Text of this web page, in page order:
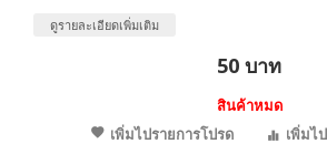
ดูรายละเอียดเพิ่มเติม
50 บาท
สินค้าหมด
เพิ่มไปรายการโปรด
เพิ่มไ